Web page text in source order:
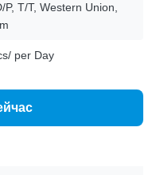
P, T/T, Western Union,
per Day